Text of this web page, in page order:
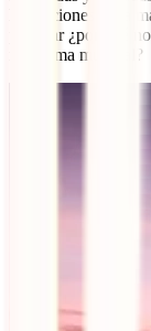
habitaciones cada
peculiar ¿por qué
más fama mundial?